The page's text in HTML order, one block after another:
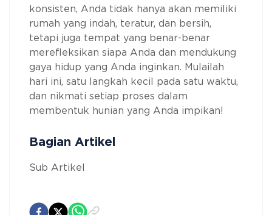
konsisten, Anda tidak hanya akan memiliki
rumah yang indah, teratur, dan bersih,
tetapi juga tempat yang benar-benar
merefleksikan siapa Anda dan mendukung
gaya hidup yang Anda inginkan. Mulailah
hari ini, satu langkah kecil pada satu waktu,
dan nikmati setiap proses dalam
membentuk hunian yang Anda impikan!
Bagian Artikel
Sub Artikel